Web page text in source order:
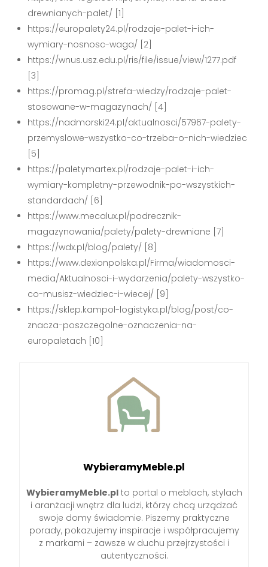
drewnianych-palet/ [1]
https://europalety24.pl/rodzaje-palet-i-ich-
wymiary-nosnosc-waga/ [2]
https://wnus.usz.edu.pl/ris/file/issue/view/1277.pdf
[3]
https://promag.pl/strefa-wiedzy/rodzaje-palet-
stosowane-w-magazynach/ [4]
https://nadmorski24.pl/aktualnosci/57967-palety-
przemyslowe-wszystko-co-trzeba-o-nich-wiedziec
[5]
https://paletymartex.pl/rodzaje-palet-i-ich-
wymiary-kompletny-przewodnik-po-wszystkich-
standardach/ [6]
https://www.mecalux.pl/podrecznik-
magazynowania/palety/palety-drewniane [7]
https://wdx.pl/blog/palety/ [8]
https://www.dexionpolska.pl/Firma/wiadomosci-
media/Aktualnosci-i-wydarzenia/palety-wszystko-
co-musisz-wiedziec-i-wiecej/ [9]
https://sklep.kampol-logistyka.pl/blog/post/co-
znacza-poszczegolne-oznaczenia-na-
europaletach [10]
WybieramyMeble.pl
WybieramyMeble.plto portal o meblach, stylach
i aranżacji wnętrz dla ludzi, którzy chcą urządzać
swoje domy świadomie. Piszemy praktyczne
porady, pokazujemy inspiracje i współpracujemy
z markami – zawsze w duchu przejrzystości i
autentyczności.